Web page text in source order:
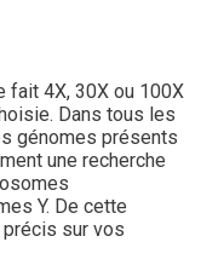
fait 4X, 30X ou 100X
Dans tous les
génomes présents
une recherche
Y. De cette
sur vos